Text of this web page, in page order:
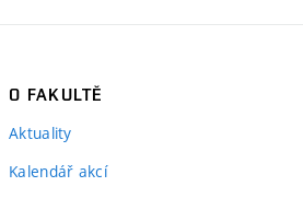
O FAKULTĚ
Aktuality
Kalendář akcí